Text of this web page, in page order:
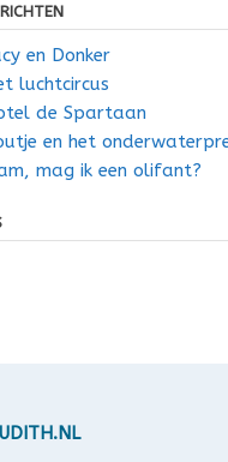
en Donker
luchtcircus
de Spartaan
en het
mag ik een olifant?